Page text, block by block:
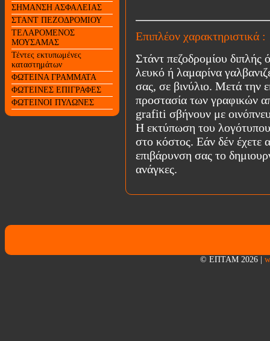
ΣΗΜΑΝΣΗ ΑΣΦΑΛΕΙΑΣ
ΣΤΑΝΤ ΠΕΖΟΔΡΟΜΙΟΥ
ΤΕΛΑΡΟΜΕΝΟΣ
ΜΟΥΣΑΜΑΣ
Τέντες εκτυπωμένες
καταστημάτων
ΦΩΤΕΙΝΑ ΓΡΑΜΜΑΤΑ
ΦΩΤΕΙΝΕΣ ΕΠΙΓΡΑΦΕΣ
ΦΩΤΕΙΝΟΙ ΠΥΛΩΝΕΣ
Επιπλέον χαρακτηριστικά :
Στάντ πεζοδρομίου
λευκό ή λαμαρίνα
σας, σε βινύλιο. Μετά την
προστασία των γραφικών
grafiti σβήνουν με
Η εκτύπωση του λογότυπου
στο κόστος. Εάν δέν έχετε
επιβάρυνση σας το
ανάγκες.
© ΕΠΤΑΜ 2026 |